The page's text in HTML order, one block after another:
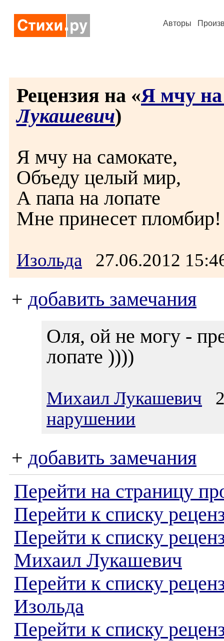
Авторы
Рецензия на «Я мчу на
Лукашевич)
Я мчу на самокате,
Объеду целый мир,
А папа на лопате
Мне принесет пломбир!
Изольда 27.06.2012
+ добавить замечания
Оля, ой не могу -
лопате ))))
Михаил Лукашевич
нарушении
+ добавить замечания
Перейти на страницу
Перейти к списку
Перейти к списку
Михаил Лукашевич
Перейти к списку
Изольда
Перейти к списку